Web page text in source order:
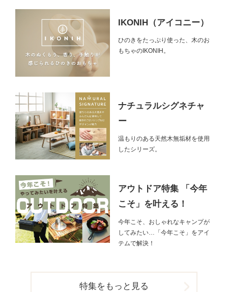
IKONIH（アイコニー）
ひのきをたっぷり使った、木のお
もちゃのIKONIH。
ナチュラルシグネチャ
ー
温もりのある天然木無垢材を使用
したシリーズ。
アウトドア特集 「今年
こそ」を叶える！
今年こそ、おしゃれなキャンプが
してみたい…「今年こそ」をアイ
テムで解決！
特集をもっと見る